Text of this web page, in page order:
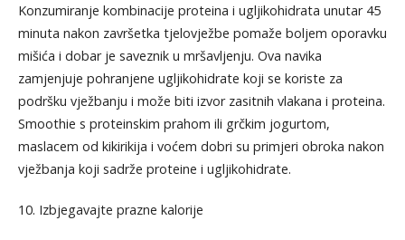
Konzumiranje kombinacije proteina i ugljikohidrata unutar 45
minuta nakon završetka tjelovježbe pomaže boljem oporavku
mišića i dobar je saveznik u mršavljenju. Ova navika
zamjenjuje pohranjene ugljikohidrate koji se koriste za
podršku vježbanju i može biti izvor zasitnih vlakana i proteina.
Smoothie s proteinskim prahom ili grčkim jogurtom,
maslacem od kikirikija i voćem dobri su primjeri obroka nakon
vježbanja koji sadrže proteine i ugljikohidrate.
10. Izbjegavajte prazne kalorije